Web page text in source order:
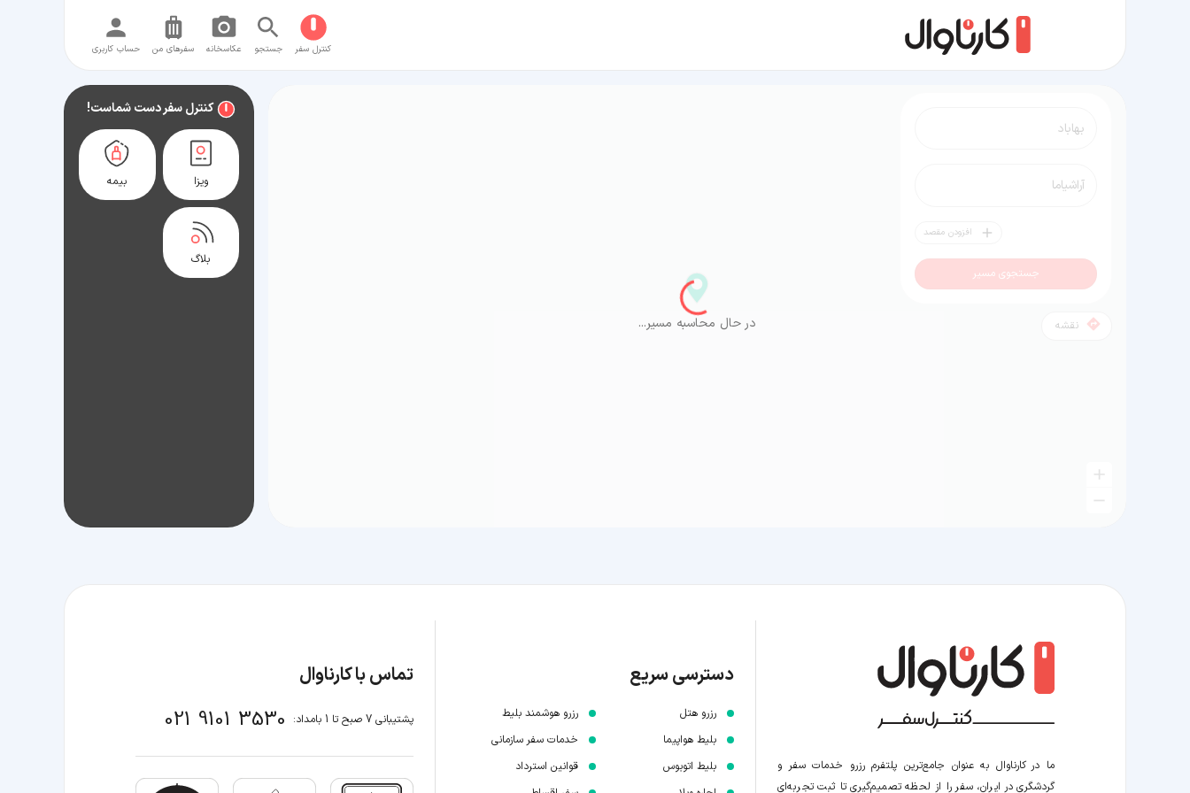
کنترل سفر جستجو عکاسخانه سفر‌های من حساب کاربری
افزودن مقصد
جستجوی مسیر
نقشه در حال محاسبه مسیر...
کنترل سفر دست شماست!
ویزا بیمه
بلاگ
ما در کارناوال به عنوان جامع‌ترین پلتفرم رزرو خدمات سفر و
گردشگری در ایران، سفر را از لحظه‌ تصمیم‌گیری تا ثبت تجربه‌ای
دسترسی سریع
رزرو هتل
بلیط هواپیما
بلیط اتوبوس
رزرو هوشمند بلیط
خدمات سفر سازمانی
قوانین استرداد
تماس با کارناوال
پشتیبانی 7 صبح تا 1 بامداد: 021 9101 3530